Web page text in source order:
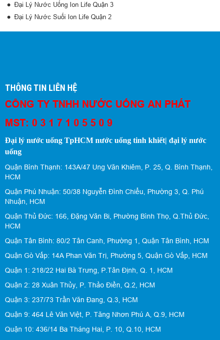
Đại Lý Nước Uống Ion Life Quận 3
Đại Lý Nước Suối Ion Life Quận 2
THÔNG TIN LIÊN HỆ
CÔNG TY TNHH NƯỚC UỐNG AN PHÁT
MST: 0 3 1 7 1 0 5 5 0 9
Đại lý nước uống TpHCM nước uống tinh khiết| đại lý nước
uống
Quận Bình Thạnh: 143A/47 Ung Văn Khiêm, P. 25, Q. Bình Thạnh,
HCM
Quận Phú Nhuận: 50/38 Nguyễn Đình Chiểu, Phường 3, Q. Phú
Nhuận, HCM
Quận Thủ Đức: 166, Đặng Văn Bi, Phường Bình Thọ, Q.Thủ Đức,
HCM
Quận Tân Bình: 80/2 Tân Canh, Phường 1, Quận Tân Bình, HCM
Quận Gò Vấp: 14A Phan Văn Trị, Phường 5, Quận Gò Vấp, HCM
Quận 1: 218/22 Hai Bà Trưng, P.Tân Định, Q. 1, HCM
Quận 2: 28 Xuân Thủy, P. Thảo Điền, Q.2, HCM
Quận 3: 237/73 Trần Văn Đang, Q.3, HCM
Quận 9: 464 Lê Văn Việt, P. Tăng Nhơn Phú A, Q.9, HCM
Quận 10: 436/14 Ba Tháng Hai, P. 10, Q.10, HCM